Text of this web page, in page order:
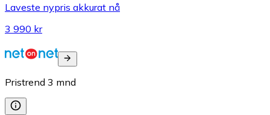
Laveste nypris akkurat nå
3 990 kr
Pristrend 3 mnd